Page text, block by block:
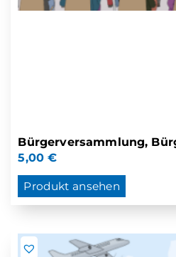
Bürgerversammlung,
5,00€
Produkt ansehen